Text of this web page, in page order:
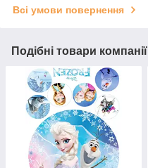
Всі умови повернення
Подібні товари компанії